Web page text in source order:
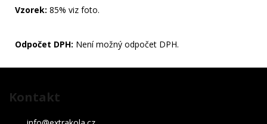
Vzorek: 85% viz foto.
Odpočet DPH: Není možný odpočet DPH.
Kontakt